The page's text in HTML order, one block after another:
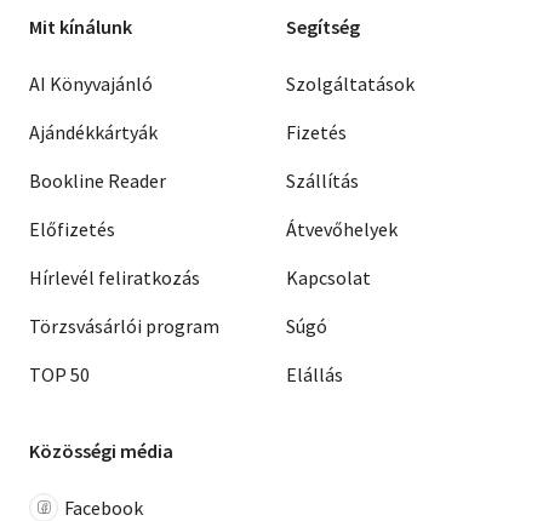
Mit kínálunk
AI Könyvajánló
Ajándékkártyák
Bookline Reader
Előfizetés
Hírlevél feliratkozás
Törzsvásárlói program
TOP 50
Segítség
Szolgáltatások
Fizetés
Szállítás
Átvevőhelyek
Kapcsolat
Súgó
Elállás
Közösségi média
Facebook